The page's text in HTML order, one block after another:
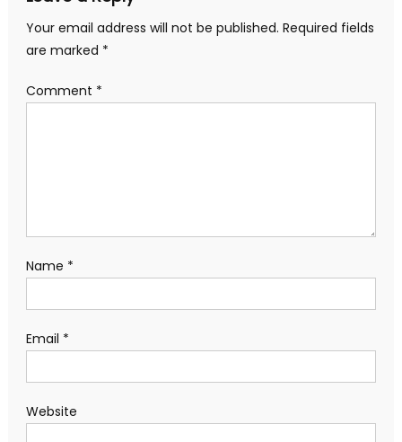
Your email address will not be published. Required fields
are marked *
Comment *
Name *
Email *
Website